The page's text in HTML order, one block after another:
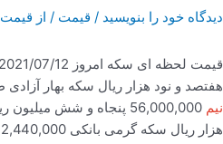
دیدگاه‌ خود را بنویسید / قیمت / از قیمت
هفتصد و نود هزار ریال سکه بهار آزادی طرح قدیم 105,020,000 صد و پنج
نیم 56,000,000 پنجاه و شش میلیون ریال
هزار ریال سکه گرمی بانکی 22,440,000 بیست و دو میلیون و چهار صد و چهل هزار ریال.